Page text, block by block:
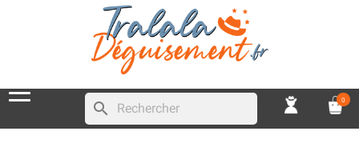
search 0